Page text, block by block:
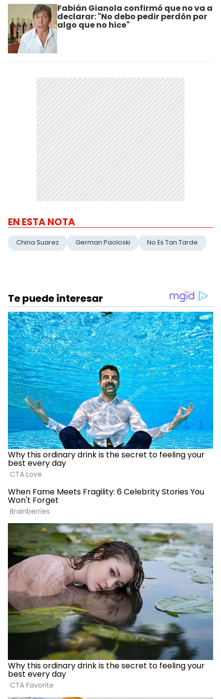
Fabián Gianola confirmó que no va a
declarar: "No debo pedir perdón por
algo que no hice"
EN ESTA NOTA
China Suarez German Paoloski No Es Tan Tarde